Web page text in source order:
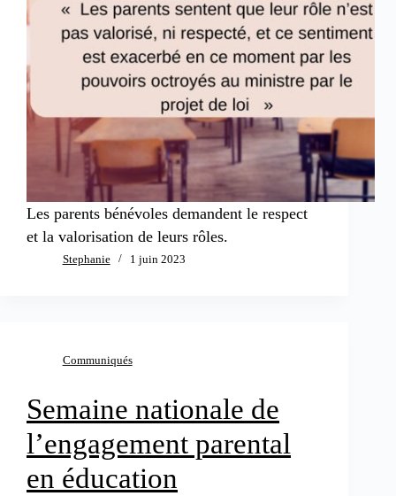
Les parents bénévoles demandent le respect
et la valorisation de leurs rôles.
Stephanie 1 juin 2023
Communiqués
Semaine nationale de
l’engagement parental
en éducation